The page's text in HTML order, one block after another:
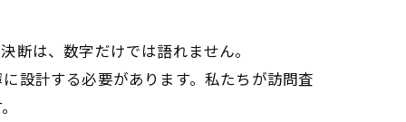
断は、数字だけでは語れません。
設計する必要があります。私たちが訪問査